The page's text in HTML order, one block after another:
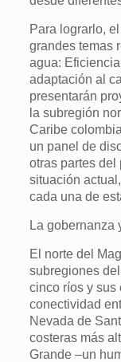
Para lograrlo,
grandes temas
agua:
adaptación al
presentarán
la subregión
Caribe
un panel de
otras partes del
situación
cada una de
La gobernanza
El norte del
subregiones
cinco ríos y sus
conectividad
Nevada de
costeras más
Grande –un